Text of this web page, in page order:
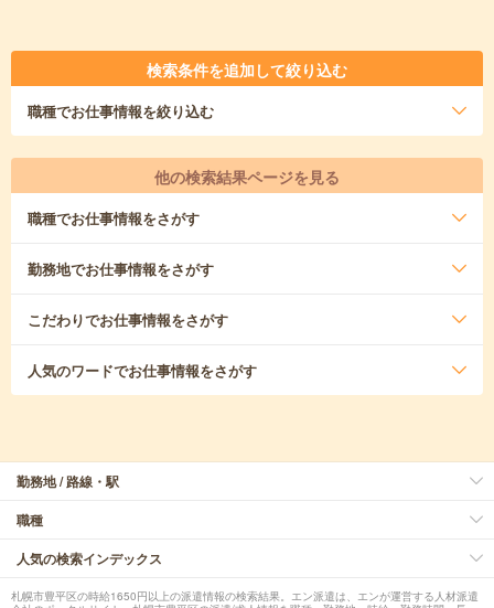
検索条件を追加して絞り込む
職種でお仕事情報を絞り込む
他の検索結果ページを見る
職種でお仕事情報をさがす
勤務地でお仕事情報をさがす
こだわりでお仕事情報をさがす
人気のワードでお仕事情報をさがす
勤務地 / 路線・駅
職種
人気の検索インデックス
札幌市豊平区の時給1650円以上の派遣情報の検索結果。エン派遣は、エンが運営する人材派遣